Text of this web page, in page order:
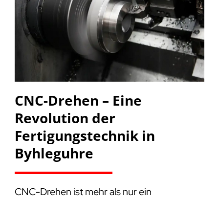
CNC-Drehen – Eine
Revolution der
Fertigungstechnik in
Byhleguhre
CNC-Drehen ist mehr als nur ein